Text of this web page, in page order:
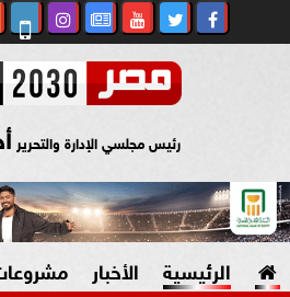
رئيس مجلسي الإدارة والتحرير
الرئيسية الأخبار